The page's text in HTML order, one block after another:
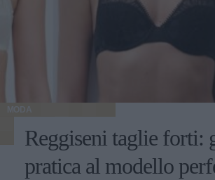
MODA
Reggiseni taglie forti:
pratica al modello